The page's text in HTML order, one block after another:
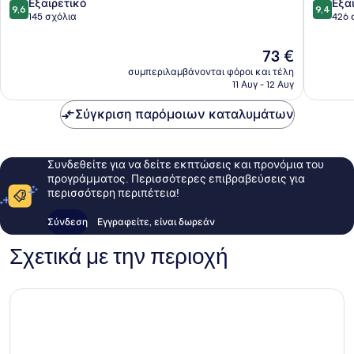
στα
9,6
145 σχόλια
Η
τιμή
είναι
73 €
συμπεριλαμβάνονται φόροι και τέλη
11 Αυγ - 12 Αυγ
στα
9,4
426
Σύγκριση παρόμοιων καταλυμάτων
Συνδεθείτε για να δείτε εκπτώσεις και προνόμια του
προγράμματος. Περισσότερες επιβραβεύσεις για
περισσότερη περιπέτεια!
Σύνδεση Εγγραφείτε, είναι δωρεάν
Σχετικά με την περιοχή